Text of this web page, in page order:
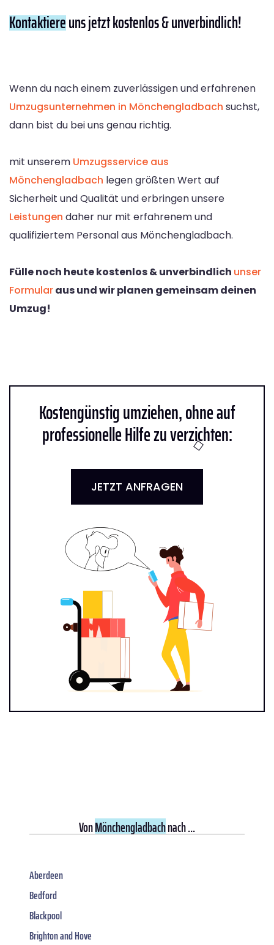
Kontaktiereuns jetzt kostenlos & unverbindlich!
Wenn du nach einem zuverlässigen und erfahrenen
Umzugsunternehmen in Mönchengladbach suchst,
dann bist du bei uns genau richtig.
mit unserem Umzugsservice aus
Mönchengladbach legen größten Wert auf
Sicherheit und Qualität und erbringen unsere
Leistungen daher nur mit erfahrenem und
qualifiziertem Personal aus Mönchengladbach.
Fülle noch heute kostenlos & unverbindlich unser
Formularaus und wir planen gemeinsam deinen
Umzug!
Kostengünstig umziehen, ohne auf
professionelle Hilfe zu verzichten:
JETZT ANFRAGEN
VonMönchengladbachnach ...
Aberdeen
Bedford
Blackpool
Brighton and Hove